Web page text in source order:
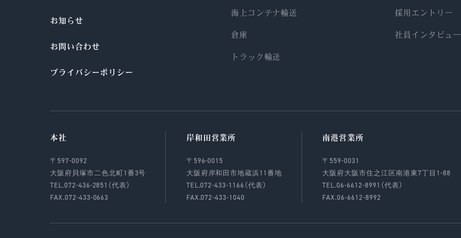
お知らせ
お問い合わせ
プライバシーポリシー
海上コンテナ輸送
倉庫
トラック輸送
採用エントリー
社員インタビュー
本社
〒597-0092
大阪府貝塚市二色北町1番3号
TEL.072-436-2851（代表）
FAX.072-433-0663
岸和田営業所
〒596-0015
大阪府岸和田市地蔵浜11番地
TEL.072-433-1166（代表）
FAX.072-433-1040
南港営業所
〒559-0031
大阪府大阪市住之江区南港東7丁目1-88
TEL.06-6612-8991（代表）
FAX.06-6612-8992